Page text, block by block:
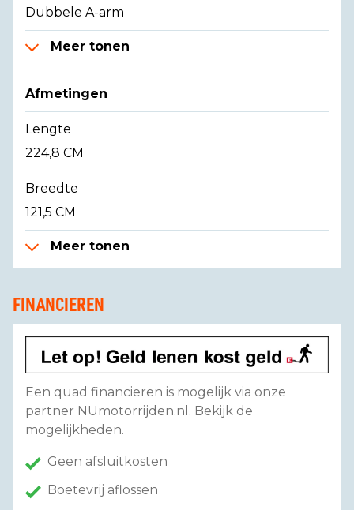
Dubbele A-arm
Meer tonen
Afmetingen
Lengte
224,8 CM
Breedte
121,5 CM
Meer tonen
FINANCIEREN
Een quad financieren is mogelijk via onze
partner NUmotorrijden.nl. Bekijk de
mogelijkheden.
Geen afsluitkosten
Boetevrij aflossen